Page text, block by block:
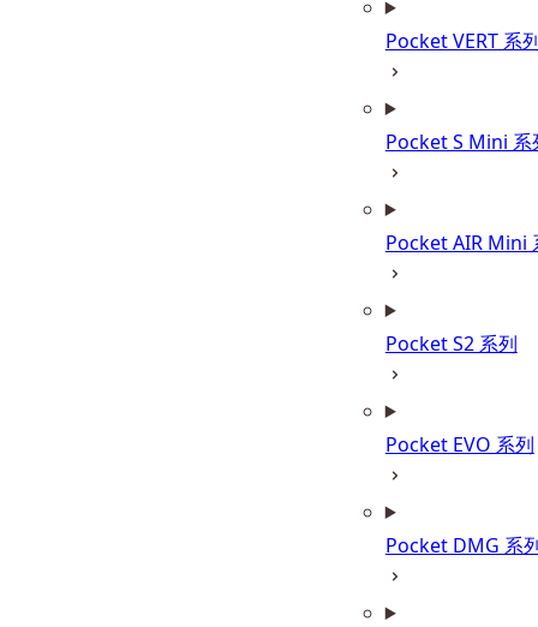
Pocket VERT 系
Pocket S Mini 系
Pocket AIR Mini
Pocket S2 系列
Pocket EVO 系列
Pocket DMG 系